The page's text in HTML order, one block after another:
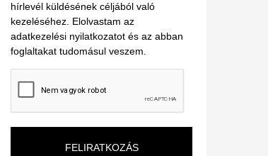
hírlevél küldésének céljából való
kezeléséhez. Elolvastam az
adatkezelési nyilatkozatot és az abban
foglaltakat tudomásul veszem.
FELIRATKOZÁS